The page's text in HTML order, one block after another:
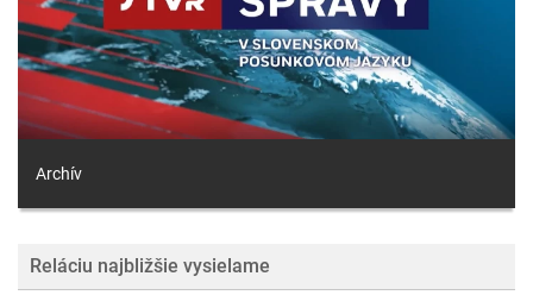
Archív
Reláciu najbližšie vysielame